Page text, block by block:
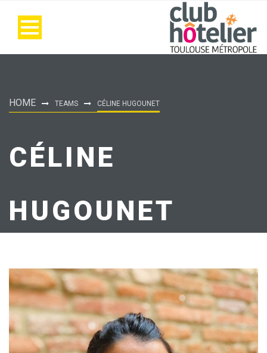
HOME TEAMS CÉLINE HUGOUNET
CÉLINE
HUGOUNET